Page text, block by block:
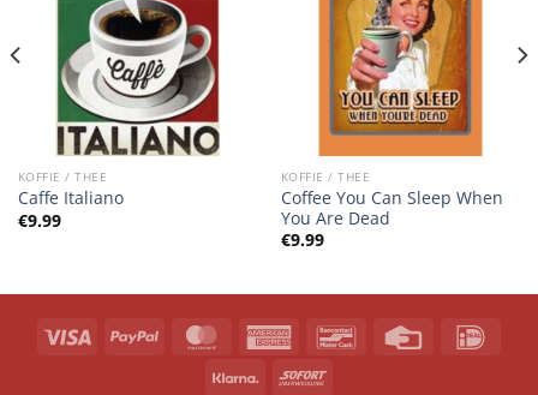
KOFFIE / THEE
Caffe Italiano
€9.99
KOFFIE / THEE
Coffee You Can Sleep When
You Are Dead
€9.99